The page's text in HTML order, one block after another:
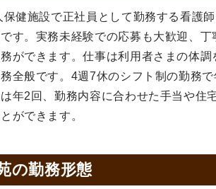
健施設で正社員として勤務する看護
す。実務未経験での応募も大歓迎、
ができます。仕事は利用者さまの体
全般です。4週7休のシフト制の勤務
年2回、勤務内容に合わせた手当や住
ができます。
の勤務形態